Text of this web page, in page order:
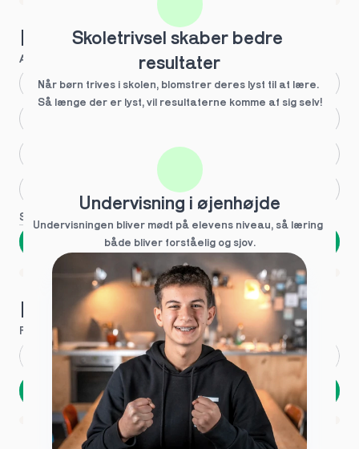
1 ud af 9 for at finde den rette tutor
Hvilke behov?
Anbefalet til dig
Fagligt boost
Se flere
Næste
Spring over
1 ud af 9 for at finde den rette tutor
Hvad hedder du?
Fornavn Efternavn*
Næste
Opbevares sikkert - oplysninger deles aldrig
1 ud af 9 for at finde den rette tutor
Skoletrivsel skaber bedre
resultater
Når børn trives i skolen, blomstrer deres lyst til at lære.
Så længe der er lyst, vil resultaterne komme af sig selv!
Undervisning i øjenhøjde
Undervisningen bliver mødt på elevens niveau, så læring
både bliver forståelig og sjov.